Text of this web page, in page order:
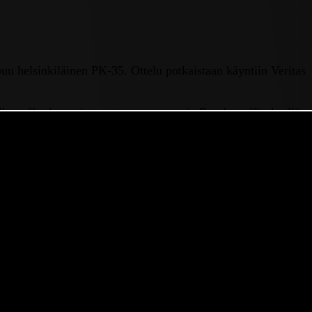
helsinkiläinen PK-35. Ottelu potkaistaan käyntiin Veritas
Ottelua voi seurata suorana myös Ruudun välityksellä.
Kakkossijaa pitää vielä toistaiseksi hallussaan Jaro,
sopassa on vielä myös Joensuun JIPPO:lla, joka on
kuluvan Ykkösliiga-kauden aikana. Perjantain
päättyneet tasapeleihin. Huhtikuussa pisteet jaettiin
on ollut
verkkoon laukoi